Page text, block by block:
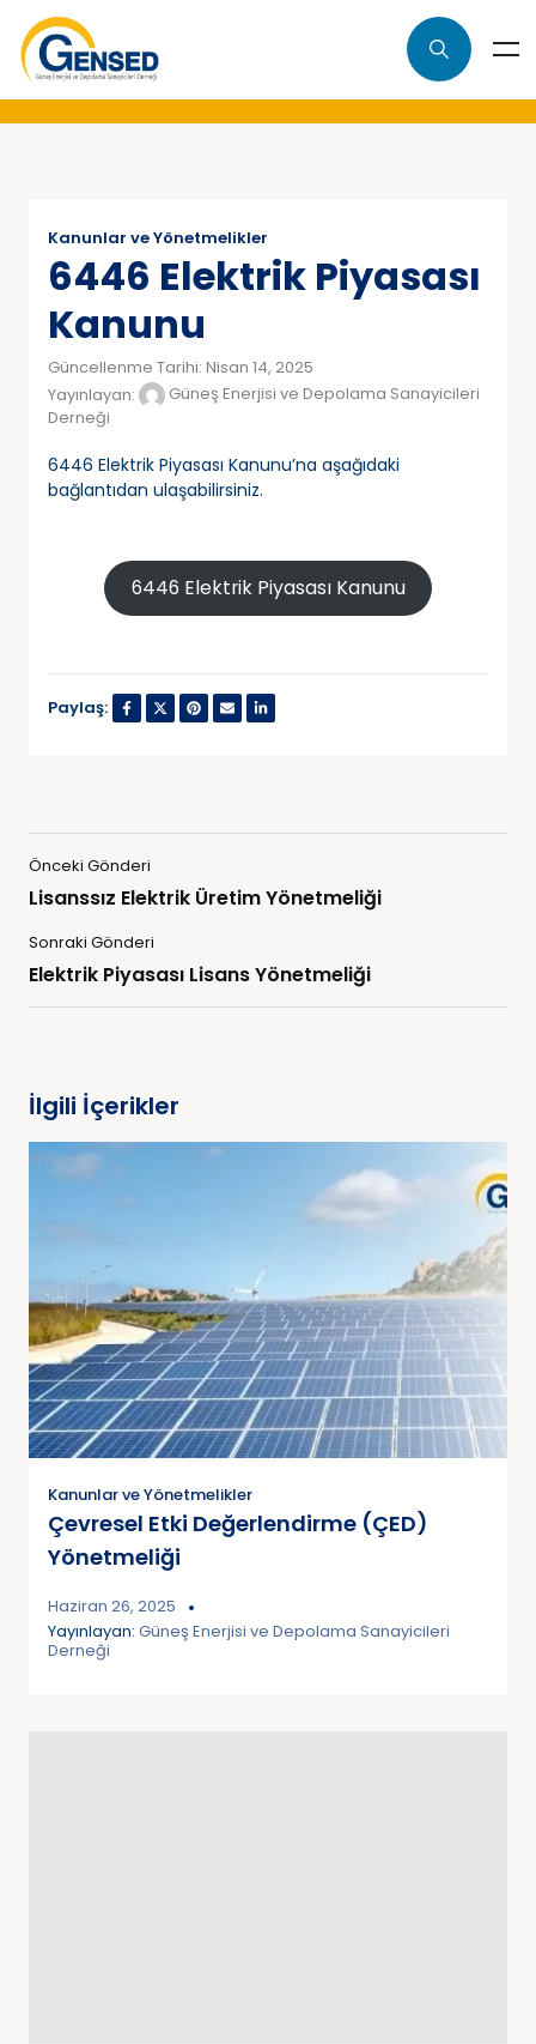
Kanunlar ve Yönetmelikler
6446 Elektrik Piyasası
Kanunu
Güncellenme Tarihi: Nisan 14, 2025
Yayınlayan:
Güneş Enerjisi ve Depolama Sanayicileri
Derneği
6446 Elektrik Piyasası Kanunu’na aşağıdaki
bağlantıdan ulaşabilirsiniz.
6446 Elektrik Piyasası Kanunu
Paylaş:
Önceki Gönderi
Lisanssız Elektrik Üretim Yönetmeliği
Sonraki Gönderi
Elektrik Piyasası Lisans Yönetmeliği
İlgili İçerikler
Kanunlar ve Yönetmelikler
Çevresel Etki Değerlendirme (ÇED)
Yönetmeliği
Haziran 26, 2025
Yayınlayan: Güneş Enerjisi ve Depolama Sanayicileri
Derneği